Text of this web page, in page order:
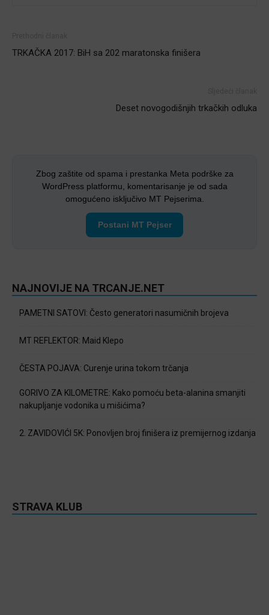
TRKAČKA 2017: BiH sa 202 maratonska finišera
Deset novogodišnjih trkačkih odluka
Zbog zaštite od spama i prestanka Meta podrške za
WordPress platformu, komentarisanje je od sada
omogućeno isključivo MT Pejserima.
Postani MT Pejser
NAJNOVIJE NA TRCANJE.NET
PAMETNI SATOVI: Često generatori nasumičnih brojeva
MT REFLEKTOR: Maid Klepo
ČESTA POJAVA: Curenje urina tokom trčanja
GORIVO ZA KILOMETRE: Kako pomoću beta-alanina smanjiti
nakupljanje vodonika u mišićima?
2. ZAVIDOVIĆI 5K: Ponovljen broj finišera iz premijernog izdanja
STRAVA KLUB